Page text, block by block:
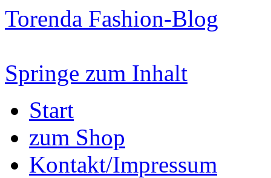
Torenda Fashion-Blog
Springe zum Inhalt
Start
zum Shop
Kontakt/Impressum